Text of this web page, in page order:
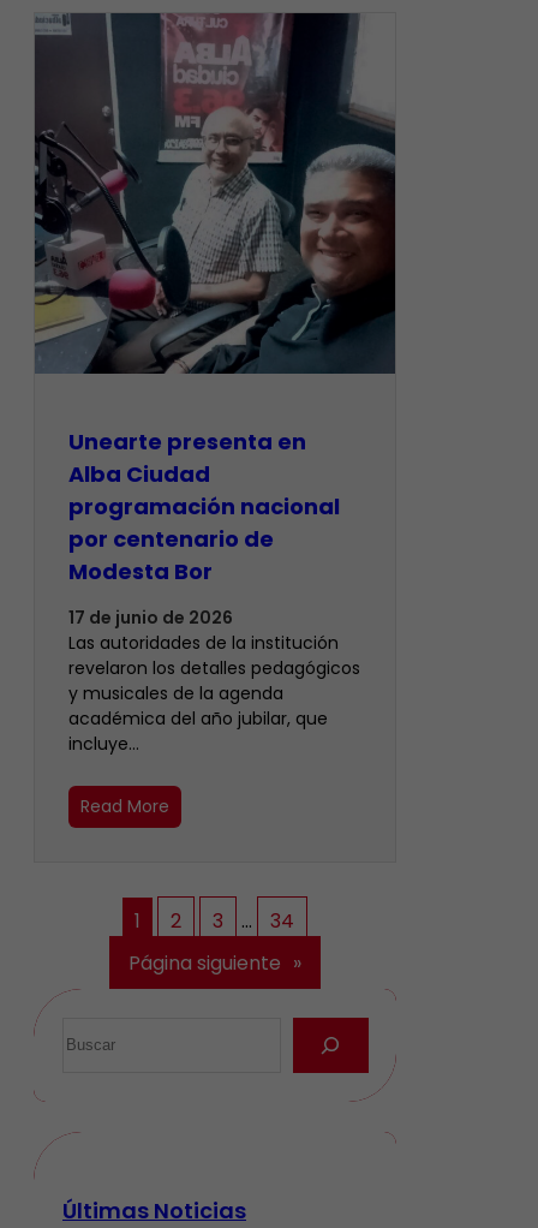
​Unearte presenta en
Alba Ciudad
programación nacional
por centenario de
Modesta Bor
17 de junio de 2026
Las autoridades de la institución
revelaron los detalles pedagógicos
y musicales de la agenda
académica del año jubilar, que
incluye…
Read More
1 2 3 …
34
Página siguiente »
Últimas Noticias